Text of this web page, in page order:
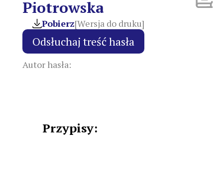
Piotrowska
Pobierz[Wersja do druku]
Autor hasła:
Przypisy: